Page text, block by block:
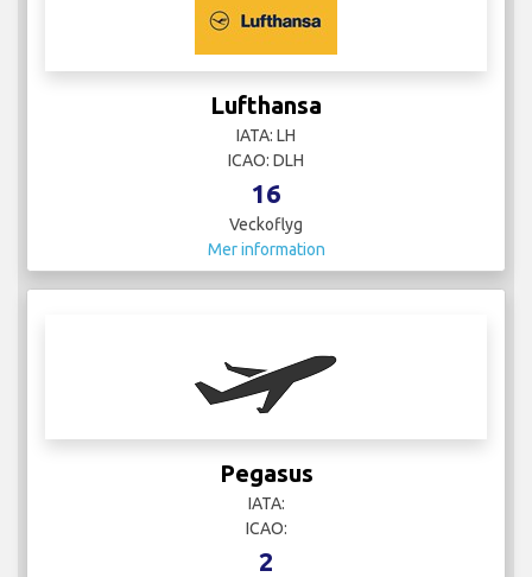
Lufthansa
IATA: LH
ICAO: DLH
16
Veckoflyg
Mer information
Pegasus
IATA:
ICAO:
2